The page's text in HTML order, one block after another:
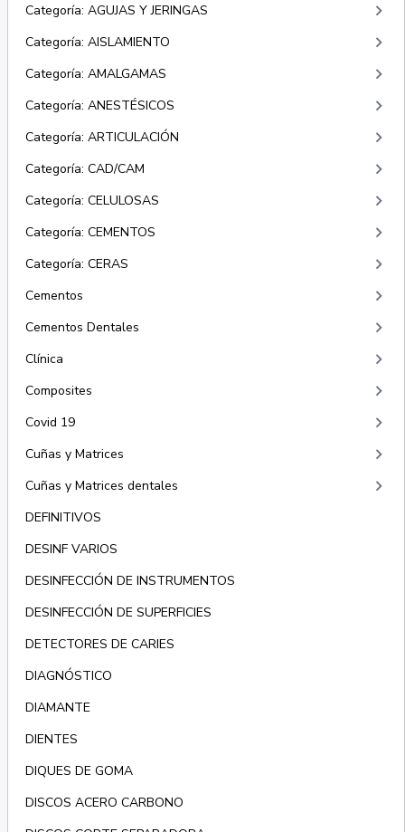
Categoría: AGUJAS Y JERINGAS keyboard_arrow_right
Categoría: AISLAMIENTO keyboard_arrow_right
Categoría: AMALGAMAS keyboard_arrow_right
Categoría: ANESTÉSICOS keyboard_arrow_right
Categoría: ARTICULACIÓN keyboard_arrow_right
Categoría: CAD/CAM keyboard_arrow_right
Categoría: CELULOSAS keyboard_arrow_right
Categoría: CEMENTOS keyboard_arrow_right
Categoría: CERAS keyboard_arrow_right
Cementos keyboard_arrow_right
Cementos Dentales keyboard_arrow_right
Clínica keyboard_arrow_right
Composites keyboard_arrow_right
Covid 19 keyboard_arrow_right
Cuñas y Matrices keyboard_arrow_right
Cuñas y Matrices dentales keyboard_arrow_right
DEFINITIVOS
DESINF VARIOS
DESINFECCIÓN DE INSTRUMENTOS
DESINFECCIÓN DE SUPERFICIES
DETECTORES DE CARIES
DIAGNÓSTICO
DIAMANTE
DIENTES
DIQUES DE GOMA
DISCOS ACERO CARBONO